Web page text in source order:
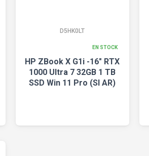
D5HK0LT
EN STOCK
HP ZBook X G1i -16" RTX
1000 Ultra 7 32GB 1 TB
SSD Win 11 Pro (SI AR)